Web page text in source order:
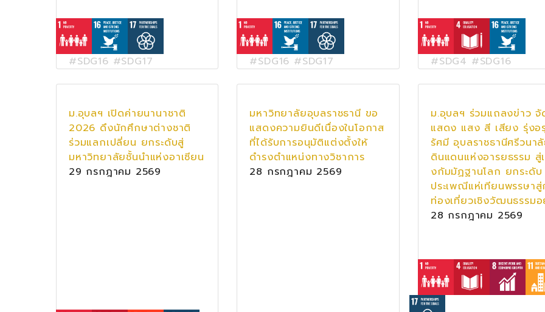
#SDG16 #SDG17 #SDG16 #SDG17 #SDG4 #SDG16
ม.อุบลฯ เปิดค่ายนานาชาติ
2026 ดึงนักศึกษาต่างชาติ
ร่วมแลกเปลี่ยน ยกระดับสู่
มหาวิทยาลัยชั้นนำแห่งอาเซียน
29 กรกฎาคม 2569
มหาวิทยาลัยอุบลราชธานี ขอ
แสดงความยินดีเนื่องในโอกาส
ที่ได้รับการอนุมัติแต่งตั้งให้
ดำรงตำแหน่งทางวิชาการ
28 กรกฎาคม 2569
ม.อุบลฯ ร่วมแถลงข่าว จั
แสดง แสง สี เสียง รุ่ง
รัศมี อุบลราชธานีศรีวนา
ดินแดนแห่งอารยธรรม สู่
งกัมมัฏฐานโลก ยกระดับ
ประเพณีแห่เทียนพรรษาสู่
ท่องเที่ยวเชิงวัฒนธรรม
28 กรกฎาคม 2569